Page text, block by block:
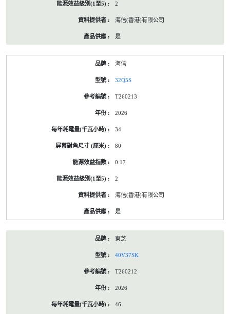
2
海信(香港)有限公司
是
海信
32Q5S
T260213
2026
34
80
0.17
2
海信(香港)有限公司
是
東芝
40V37SK
T260212
2026
46